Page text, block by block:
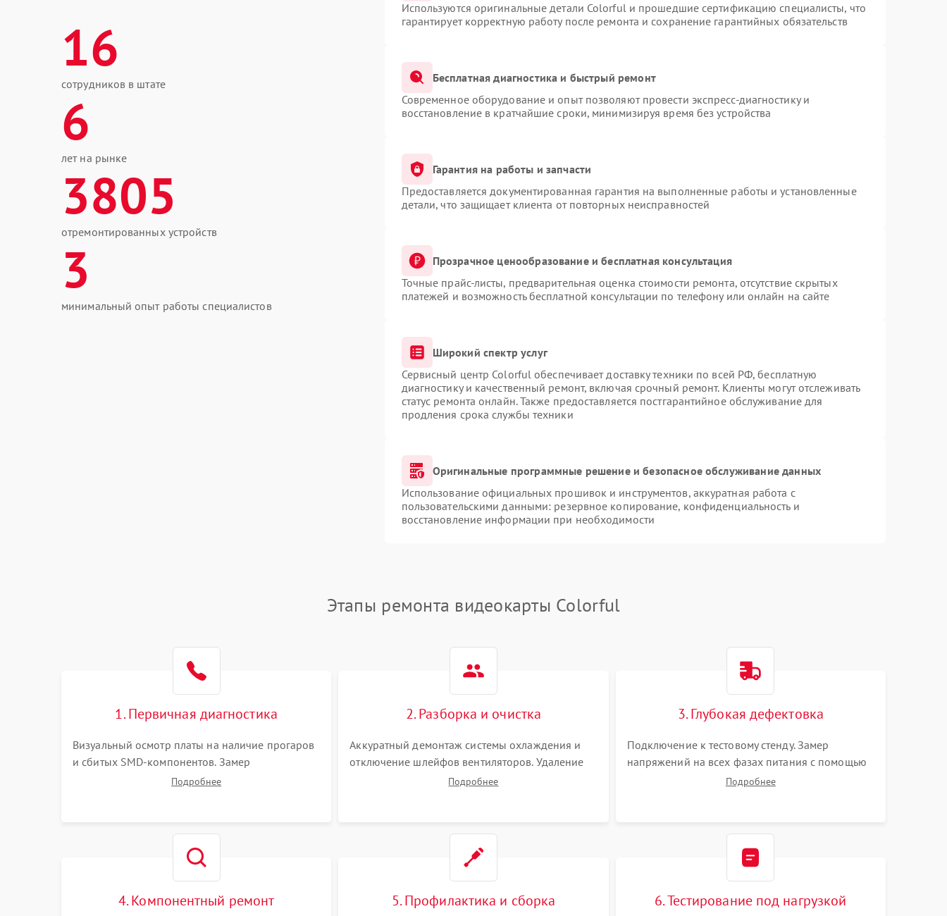
16
сотрудников в штате
6
лет на рынке
3805
отремонтированных устройств
3
минимальный опыт работы специалистов
Используются оригинальные детали Colorful и прошедшие сертификацию специалисты, что
гарантирует корректную работу после ремонта и сохранение гарантийных обязательств
Бесплатная диагностика и быстрый ремонт
Современное оборудование и опыт позволяют провести экспресс-диагностику и
восстановление в кратчайшие сроки, минимизируя время без устройства
Гарантия на работы и запчасти
Предоставляется документированная гарантия на выполненные работы и установленные
детали, что защищает клиента от повторных неисправностей
Прозрачное ценообразование и бесплатная консультация
Точные прайс-листы, предварительная оценка стоимости ремонта, отсутствие скрытых
платежей и возможность бесплатной консультации по телефону или онлайн на сайте
Широкий спектр услуг
Сервисный центр Colorful обеспечивает доставку техники по всей РФ, бесплатную
диагностику и качественный ремонт, включая срочный ремонт. Клиенты могут отслеживать
статус ремонта онлайн. Также предоставляется постгарантийное обслуживание для
продления срока службы техники
Оригинальные программные решение и безопасное обслуживание данных
Использование официальных прошивок и инструментов, аккуратная работа с
пользовательскими данными: резервное копирование, конфиденциальность и
восстановление информации при необходимости
Этапы ремонта видеокарты Colorful
1. Первичная диагностика
Визуальный осмотр платы на наличие прогаров
и сбитых SMD-компонентов. Замер
сопротивлений на линиях питания PCI-E и
Подробнее
2. Разборка и очистка
Аккуратный демонтаж системы охлаждения и
отключение шлейфов вентиляторов. Удаление
старой термопасты с кристалла графического
Подробнее
3. Глубокая дефектовка
Подключение к тестовому стенду. Замер
напряжений на всех фазах питания с помощью
осциллографа. Проверка инициализации.
Подробнее
4. Компонентный ремонт 5. Профилактика и сборка 6. Тестирование под нагрузкой